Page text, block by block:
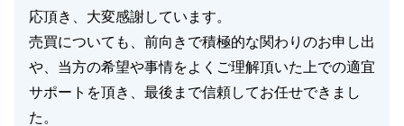
応頂き、大変感謝しています。
売買についても、前向きで積極的な関わりのお申し出
や、当方の希望や事情をよくご理解頂いた上での適宜
サポートを頂き、最後まで信頼してお任せできまし
た。